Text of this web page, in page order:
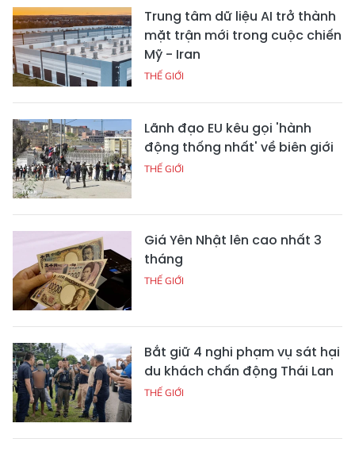
Trung tâm dữ liệu AI trở thành
mặt trận mới trong cuộc chiến
Mỹ - Iran
THẾ GIỚI
Lãnh đạo EU kêu gọi 'hành
động thống nhất' về biên giới
THẾ GIỚI
Giá Yên Nhật lên cao nhất 3
tháng
THẾ GIỚI
Bắt giữ 4 nghi phạm vụ sát hại
du khách chấn động Thái Lan
THẾ GIỚI